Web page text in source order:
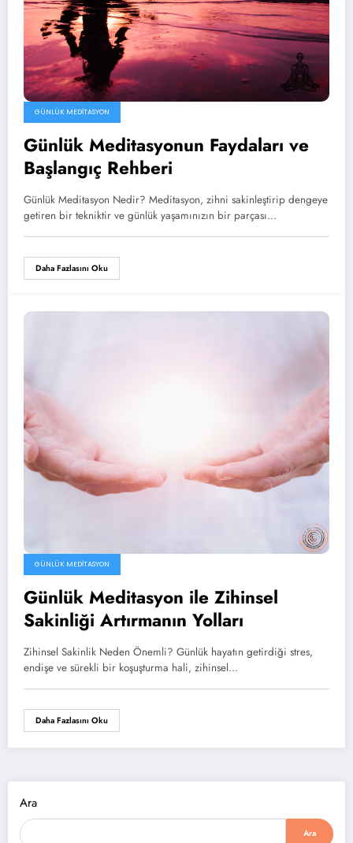
GÜNLÜK MEDITASYON
Günlük Meditasyonun Faydaları ve
Başlangıç Rehberi
Günlük Meditasyon Nedir? Meditasyon, zihni sakinleştirip dengeye
getiren bir tekniktir ve günlük yaşamınızın bir parçası…
Daha Fazlasını Oku
GÜNLÜK MEDITASYON
Günlük Meditasyon ile Zihinsel
Sakinliği Artırmanın Yolları
Zihinsel Sakinlik Neden Önemli? Günlük hayatın getirdiği stres,
endişe ve sürekli bir koşuşturma hali, zihinsel…
Daha Fazlasını Oku
Ara
Ara